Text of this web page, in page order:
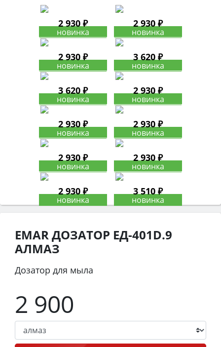
2 930 ₽ 2 930 ₽
2 930 ₽ 3 620 ₽
3 620 ₽ 2 930 ₽
2 930 ₽ 2 930 ₽
2 930 ₽ 2 930 ₽
2 930 ₽ 3 510 ₽
EMAR ДОЗАТОР ЕД-401D.9
АЛМАЗ
Дозатор для мыла
2 900